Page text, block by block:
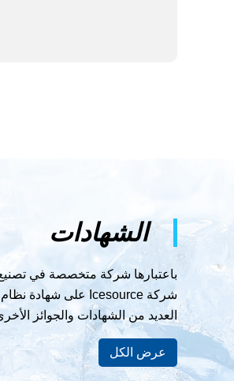
الشهادات
باعتبارها شركة متخصصة في
العديد من الشهادات والجوائز
عرض الكل